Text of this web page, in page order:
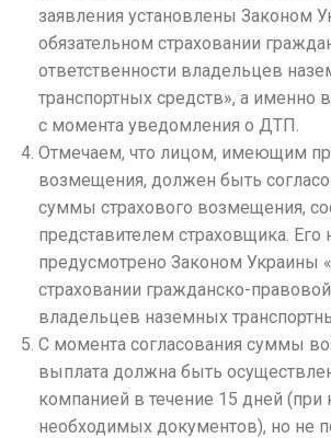
заявления установлены Законом
обязательном страховании
ответственности владельцев
транспортных средств», а именно
с момента уведомления о ДТП.
Отмечаем, что лицом, имеющим
возмещения, должен быть
суммы страхового возмещения,
представителем страховщика. Его
предусмотрено Законом Украины
страховании гражданско-
владельцев наземных
С момента согласования суммы
выплата должна быть
компанией в течение 15 дней (при
необходимых документов), но не